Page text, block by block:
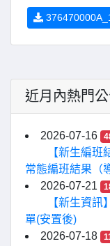
近月內熱門
2026-07-16
【新生編
常態編班結果（
2026-07-21
【新生資
單(安置後)
2026-07-18